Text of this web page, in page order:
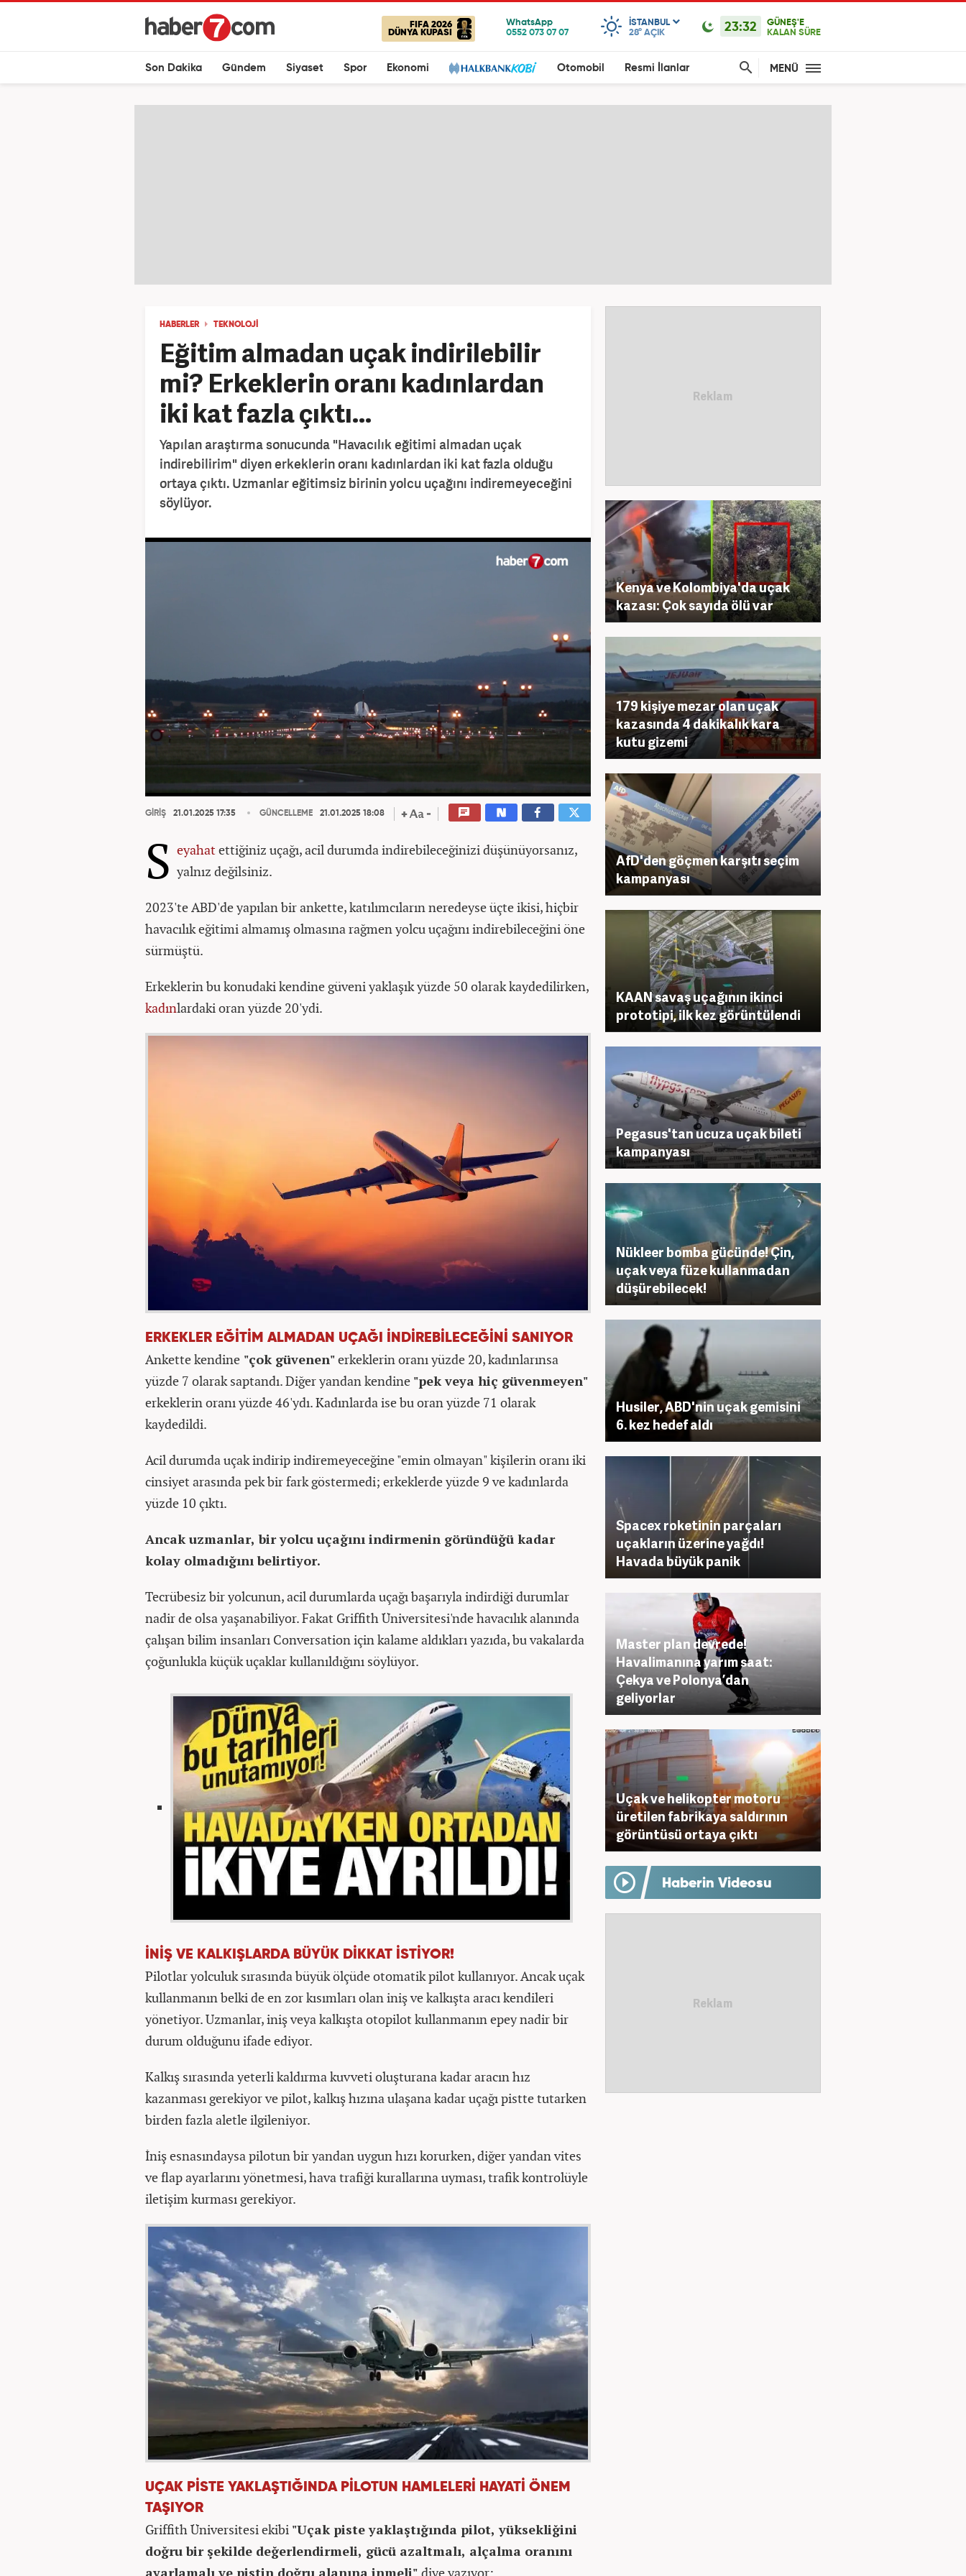
FIFA 2026
DÜNYA KUPASI
ISTANBUL
28° AÇIK 23:32
GÜNEŞ'E
KALAN SÜRE
Son Dakika Gündem Siyaset Spor Ekonomi Otomobil Resmi İlanlar MENÜ
HABERLER TEKNOLOJİ
Eğitim almadan uçak indirilebilir
mi? Erkeklerin oranı kadınlardan
iki kat fazla çıktı...
Yapılan araştırma sonucunda "Havacılık eğitimi almadan uçak
indirebilirim" diyen erkeklerin oranı kadınlardan iki kat fazla olduğu
ortaya çıktı. Uzmanlar eğitimsiz birinin yolcu uçağını indiremeyeceğini
söylüyor.
GİRİŞ 21.01.2025 17:35 GÜNCELLEME 21.01.2025 18:08
S eyahat ettiğiniz uçağı, acil durumda indirebileceğinizi düşünüyorsanız,
yalnız değilsiniz.
2023'te ABD'de yapılan bir ankette, katılımcıların neredeyse üçte ikisi, hiçbir
havacılık eğitimi almamış olmasına rağmen yolcu uçağını indirebileceğini öne
sürmüştü.
Erkeklerin bu konudaki kendine güveni yaklaşık yüzde 50 olarak kaydedilirken,
kadınlardaki oran yüzde 20'ydi.
ERKEKLER EĞİTİM ALMADAN UÇAĞI İNDİREBİLECEĞİNİ SANIYOR
Ankette kendine "çok güvenen"erkeklerin oranı yüzde 20, kadınlarınsa
yüzde 7 olarak saptandı. Diğer yandan kendine "pek veya hiç güvenmeyen"
erkeklerin oranı yüzde 46'ydı. Kadınlarda ise bu oran yüzde 71 olarak
kaydedildi.
Acil durumda uçak indirip indiremeyeceğine "emin olmayan" kişilerin oranı iki
cinsiyet arasında pek bir fark göstermedi; erkeklerde yüzde 9 ve kadınlarda
yüzde 10 çıktı.
Ancak uzmanlar, bir yolcu uçağını indirmenin göründüğü kadar
kolay olmadığını belirtiyor.
Tecrübesiz bir yolcunun, acil durumlarda uçağı başarıyla indirdiği durumlar
nadir de olsa yaşanabiliyor. Fakat Griffith Üniversitesi'nde havacılık alanında
çalışan bilim insanları Conversation için kalame aldıkları yazıda, bu vakalarda
çoğunlukla küçük uçaklar kullanıldığını söylüyor.
İNİŞ VE KALKIŞLARDA BÜYÜK DİKKAT İSTİYOR!
Pilotlar yolculuk sırasında büyük ölçüde otomatik pilot kullanıyor. Ancak uçak
kullanmanın belki de en zor kısımları olan iniş ve kalkışta aracı kendileri
yönetiyor. Uzmanlar, iniş veya kalkışta otopilot kullanmanın epey nadir bir
durum olduğunu ifade ediyor.
Kalkış sırasında yeterli kaldırma kuvveti oluşturana kadar aracın hız
kazanması gerekiyor ve pilot, kalkış hızına ulaşana kadar uçağı pistte tutarken
birden fazla aletle ilgileniyor.
İniş esnasındaysa pilotun bir yandan uygun hızı korurken, diğer yandan vites
ve flap ayarlarını yönetmesi, hava trafiği kurallarına uyması, trafik kontrolüyle
iletişim kurması gerekiyor.
UÇAK PİSTE YAKLAŞTIĞINDA PİLOTUN HAMLELERİ HAYATİ ÖNEM
TAŞIYOR
Griffith Üniversitesi ekibi "Uçak piste yaklaştığında pilot, yüksekliğini
doğru bir şekilde değerlendirmeli, gücü azaltmalı, alçalma oranını
Kenya ve Kolombiya'da uçak
kazası: Çok sayıda ölü var
179 kişiye mezar olan uçak
kazasında 4 dakikalık kara
kutu gizemi
AfD'den göçmen karşıtı seçim
kampanyası
KAAN savaş uçağının ikinci
prototipi, ilk kez görüntülendi
Pegasus'tan ucuza uçak bileti
kampanyası
Nükleer bomba gücünde! Çin,
uçak veya füze kullanmadan
düşürebilecek!
Husiler, ABD'nin uçak gemisini
6. kez hedef aldı
Spacex roketinin parçaları
uçakların üzerine yağdı!
Havada büyük panik
Master plan devrede!
Havalimanına yarım saat:
Çekya ve Polonya’dan
geliyorlar
Uçak ve helikopter motoru
üretilen fabrikaya saldırının
görüntüsü ortaya çıktı
Haberin Videosu